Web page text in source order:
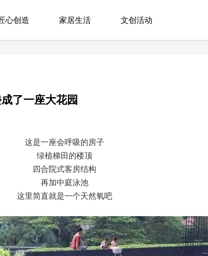
心创造 家居生活 文创活动
了一座大花园
这是一座会呼吸的房子
绿植梯田的楼顶
四合院式客房结构
再加中庭泳池
这里简直就是一个天然氧吧